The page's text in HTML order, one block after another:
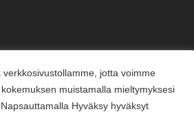
verkkosivustollamme, jotta voimme
muistamalla mieltymyksesi
Hyväksy hyväksyt